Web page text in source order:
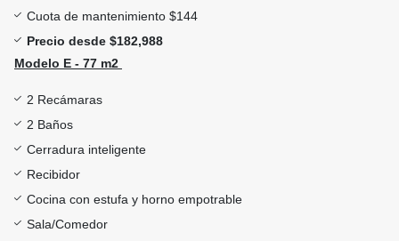
Cuota de mantenimiento $144
Precio desde $182,988
Modelo E - 77 m2
2 Recámaras
2 Baños
Cerradura inteligente
Recibidor
Cocina con estufa y horno empotrable
Sala/Comedor